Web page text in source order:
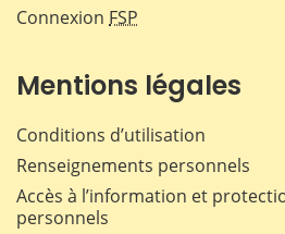
Connexion FSP
Mentions légales
Conditions d’utilisation
Renseignements personnels
Accès à l’information et
personnels